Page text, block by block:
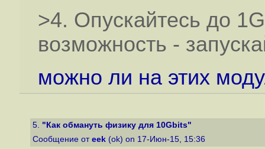
>4. Опускайтесь до
возможность -
можно ли на этих
5. "Как обмануть физику для 10Gbits"
Сообщение от eek (ok) on 17-Июн-15, 15:36